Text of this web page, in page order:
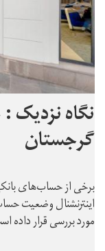
نگاه نزدیک
گرجستان
برخی از حساب‌های
اینترنشنال وضعیت
مورد بررسی قرار داده